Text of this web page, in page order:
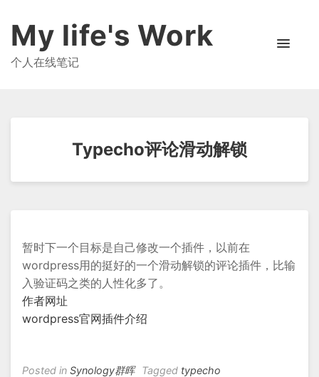
My life's Work
个人在线笔记
Typecho评论滑动解锁
暂时下一个目标是自己修改一个插件，以前在
wordpress用的挺好的一个滑动解锁的评论插件，比输
入验证码之类的人性化多了。
作者网址
wordpress官网插件介绍
Posted in Synology群晖 Tagged typecho